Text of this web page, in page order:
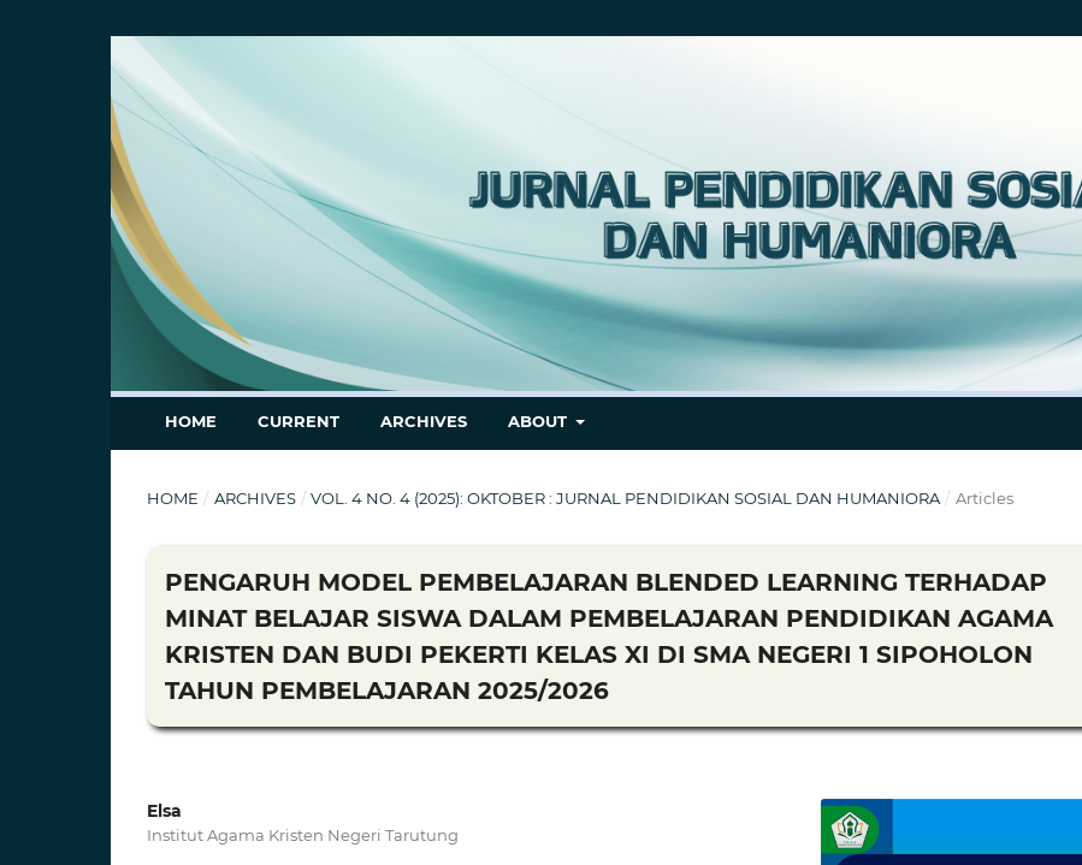
HOME CURRENT ARCHIVES ABOUT
HOME / ARCHIVES / VOL. 4 NO. 4 (2025): OKTOBER : JURNAL PENDIDIKAN SOSIAL DAN HUMANIORA / Articles
PENGARUH MODEL PEMBELAJARAN BLENDED LEARNING TERHADAP
MINAT BELAJAR SISWA DALAM PEMBELAJARAN PENDIDIKAN AGAMA
KRISTEN DAN BUDI PEKERTI KELAS XI DI SMA NEGERI 1 SIPOHOLON
TAHUN PEMBELAJARAN 2025/2026
Elsa
Institut Agama Kristen Negeri Tarutung